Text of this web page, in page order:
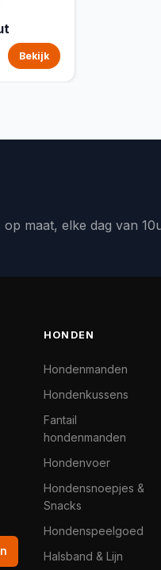
Bekijk
maat, elke dag van
HONDEN
Hondenmanden
Hondenkussens
Fantail
hondenmanden
Hondenvoer
Hondensnoepjes &
Snacks
Hondenspeelgoed
Halsband & Lijn